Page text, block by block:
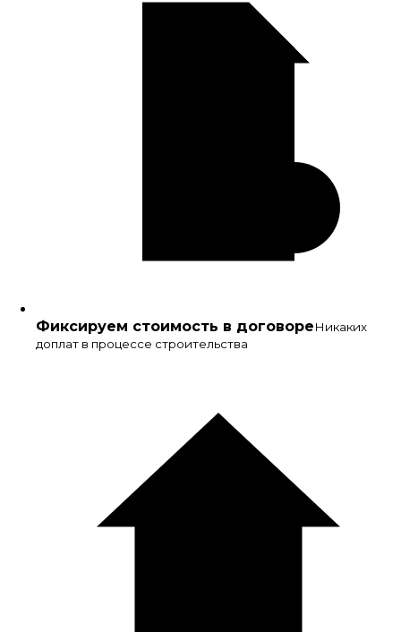
Фиксируем стоимость в договореНикаких
доплат в процессе строительства